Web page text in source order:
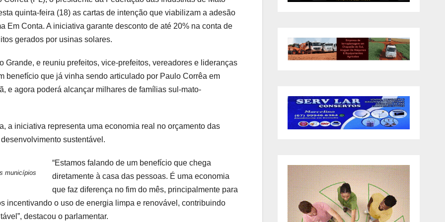
quinta-feira (18) as cartas de intenção que viabilizam a adesão
Em Conta. A iniciativa garante desconto de até 20% na conta de
gerados por usinas solares.
Grande, e reuniu prefeitos, vice-prefeitos, vereadores e lideranças
benefício que já vinha sendo articulado por Paulo Corrêa em
e agora poderá alcançar milhares de famílias sul-mato-
a iniciativa representa uma economia real no orçamento das
sustentável.
municípios
“Estamos falando de um benefício que chega
diretamente à casa das pessoas. É uma economia
que faz diferença no fim do mês, principalmente para
incentivando o uso de energia limpa e renovável, contribuindo
destacou o parlamentar.